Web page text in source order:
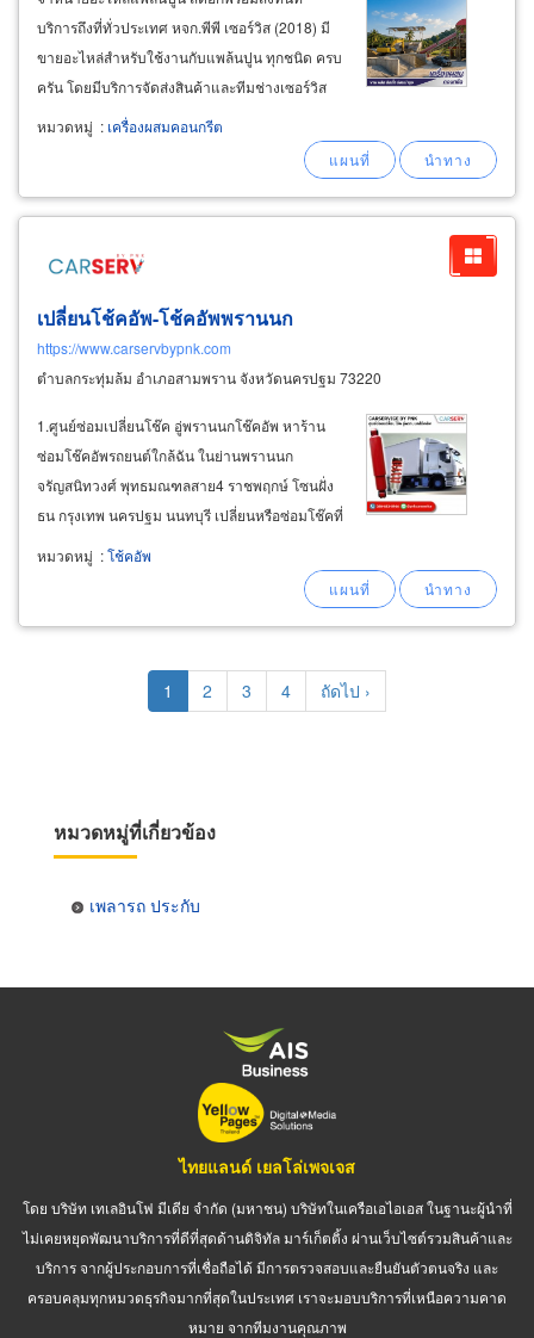
บริการถึงที่ทั่วประเทศ หจก.พีพี เซอร์วิส (2018) มี
ขายอะไหล่สำหรับใช้งานกับแพล้นปูน ทุกชนิด ครบ
ครัน โดยมีบริการจัดส่งสินค้าและทีมช่างเซอร์วิส
ถอดชิ้นเก่าที่สึกหรอเสื่อมสภาพ-เปลี่ยนใส่อะไหล่ถึง
หน้างานอย่างรวดเร็ว พร้อมรับประกันคุณภาพของ
หมวดหมู่ : เครื่องผสมคอนกรีต
เปลี่ยนโช้คอัพ-โช้คอัพพรานนก
https://www.carservbypnk.com
ตำบลกระทุ่มล้ม อำเภอสามพราน จังหวัดนครปฐม 73220
1.ศูนย์ซ่อมเปลี่ยนโช๊ค อู่พรานนกโช๊คอัพ หาร้าน
ซ่อมโช๊คอัพรถยนต์ใกล้ฉัน ในย่านพรานนก
จรัญสนิทวงศ์ พุทธมณฑลสาย4 ราชพฤกษ์ โซนฝั่ง
ธน กรุงเทพ นครปฐม นนทบุรี เปลี่ยนหรือซ่อมโช๊คที่
ร้านไหนดี หากรถของคุณมีอาการโช๊คอัพเสีย รู้ได้
อย่างไรว่าโช๊คอัพ (โช๊คอัพ ช๊อคอัพ) เสื่อมสภาพ
หมวดหมู่ :โช้คอัพ
Current
page
1 Page
2 Page
3 Page
4
Next
page
ถัดไป ›
หมวดหมู่ที่เกี่ยวข้อง
เพลารถ ประกับ
ไทยแลนด์ เยลโล่เพจเจส
โดย บริษัท เทเลอินโฟ มีเดีย จำกัด (มหาชน) บริษัทในเครือเอไอเอส ในฐานะผู้นำที่
ไม่เคยหยุดพัฒนาบริการที่ดีที่สุดด้านดิจิทัล มาร์เก็ตติ้ง ผ่านเว็บไซต์รวมสินค้าและ
บริการ จากผู้ประกอบการที่เชื่อถือได้ มีการตรวจสอบและยืนยันตัวตนจริง และ
ครอบคลุมทุกหมวดธุรกิจมากที่สุดในประเทศ เราจะมอบบริการที่เหนือความคาด
หมาย จากทีมงานคุณภาพ